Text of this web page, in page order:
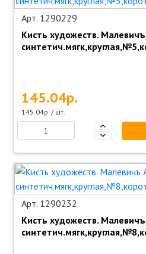
Арт. 1290229
Кисть художеств.
145.04р.
145.04р. / шт.
Арт. 1290232
Кисть художеств.